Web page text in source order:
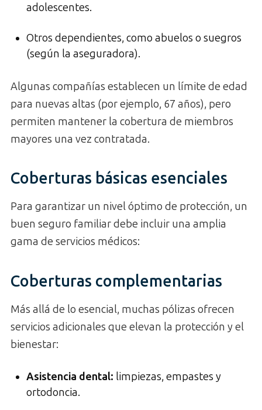
adolescentes.
Otros dependientes, como abuelos o suegros
(según la aseguradora).
Algunas compañías establecen un límite de edad
para nuevas altas (por ejemplo, 67 años), pero
permiten mantener la cobertura de miembros
mayores una vez contratada.
Coberturas básicas esenciales
Para garantizar un nivel óptimo de protección, un
buen seguro familiar debe incluir una amplia
gama de servicios médicos:
Coberturas complementarias
Más allá de lo esencial, muchas pólizas ofrecen
servicios adicionales que elevan la protección y el
bienestar:
Asistencia dental: limpiezas, empastes y
ortodoncia.